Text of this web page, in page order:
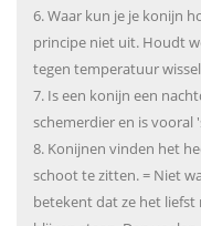
6. Waar kun je je konijn
principe niet uit. Houdt
tegen temperatuur
7. Is een konijn een
schemerdier en is vooral
8. Konijnen vinden het
schoot te zitten. = Niet
betekent dat ze het